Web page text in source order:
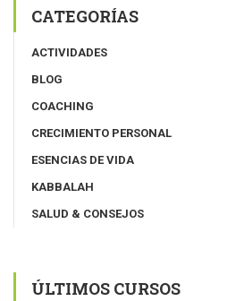
CATEGORÍAS
ACTIVIDADES
BLOG
COACHING
CRECIMIENTO PERSONAL
ESENCIAS DE VIDA
KABBALAH
SALUD & CONSEJOS
ÚLTIMOS CURSOS